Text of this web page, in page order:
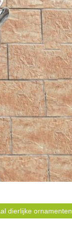
dierlijke ornamenten